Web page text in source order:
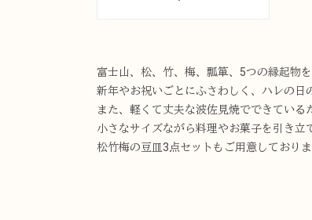
富士山、松、竹、梅、瓢箪、5つの縁起物
新年やお祝いごとにふさわしく、ハレの日
また、軽くて丈夫な波佐見焼でできている
小さなサイズながら料理やお菓子を引き立
松竹梅の豆皿3点セットもご用意しており